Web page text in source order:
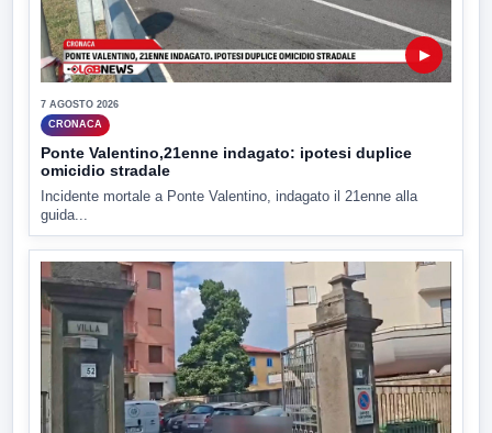
▶
7 AGOSTO 2026
CRONACA
Ponte Valentino,21enne indagato: ipotesi duplice
omicidio stradale
Incidente mortale a Ponte Valentino, indagato il 21enne alla
guida...